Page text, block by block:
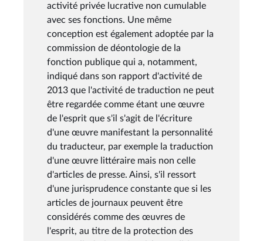
activité privée lucrative non cumulable
avec ses fonctions. Une même
conception est également adoptée par la
commission de déontologie de la
fonction publique qui a, notamment,
indiqué dans son rapport d'activité de
2013 que l'activité de traduction ne peut
être regardée comme étant une œuvre
de l'esprit que s'il s'agit de l'écriture
d'une œuvre manifestant la personnalité
du traducteur, par exemple la traduction
d'une œuvre littéraire mais non celle
d'articles de presse. Ainsi, s'il ressort
d'une jurisprudence constante que si les
articles de journaux peuvent être
considérés comme des œuvres de
l'esprit, au titre de la protection des